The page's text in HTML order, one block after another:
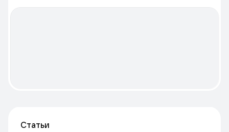
Статьи